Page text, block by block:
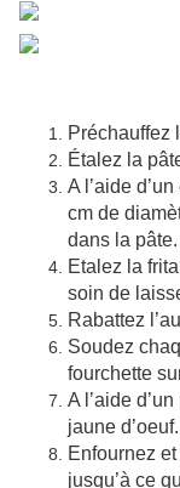
Préchauffez
Étalez la
A l’aide
cm de
dans la pâte.
Etalez la
soin de
Rabattez
Soudez
fourchette
A l’aide
jaune d’oeuf.
Enfournez
jusqu’à ce